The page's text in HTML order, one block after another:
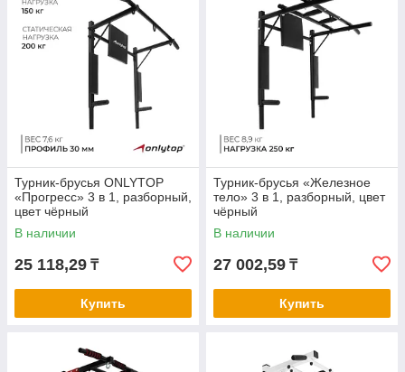
Турник-брусья ONLYTOP
«Прогресс» 3 в 1, разборный,
цвет чёрный
В наличии
25 118,29 ₸
Купить
Турник-брусья «Железное
тело» 3 в 1, разборный, цвет
чёрный
В наличии
27 002,59 ₸
Купить